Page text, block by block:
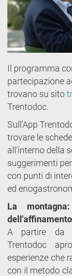
Il programma
partecipazione
trovano su sito
Trentodoc.
Sull’App
trovare le
all’interno della
suggerimenti
con punti di
ed
La
dell'affinamento
A partire da
Trentodoc
esperienze che
con il metodo